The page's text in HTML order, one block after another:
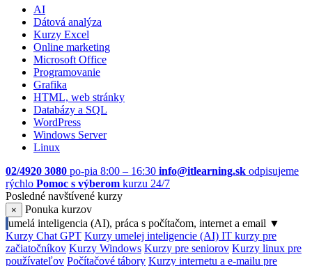
AI
Dátová analýza
Kurzy Excel
Online marketing
Microsoft Office
Programovanie
Grafika
HTML, web stránky
Databázy a SQL
WordPress
Windows Server
Linux
02/4920 3080 po-pia 8:00 – 16:30 info@itlearning.sk odpisujeme
rýchlo Pomoc s výberom kurzu 24/7
Posledné navštívené kurzy
×
Ponuka kurzov
umelá inteligencia (AI), práca s počítačom, internet a email ▼
Kurzy Chat GPT Kurzy umelej inteligencie (AI) IT kurzy pre
začiatočníkov Kurzy Windows Kurzy pre seniorov Kurzy linux pre
používateľov Počítačové tábory Kurzy internetu a e-mailu pre